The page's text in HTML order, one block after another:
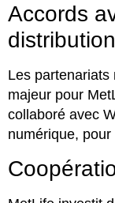
Accords
distribution
Les partenariats
majeur pour
collaboré avec
numérique,